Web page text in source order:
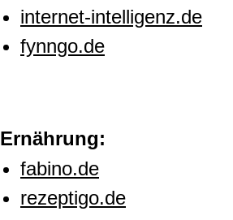
internet-intelligenz.de
fynngo.de
Ernährung:
fabino.de
rezeptigo.de